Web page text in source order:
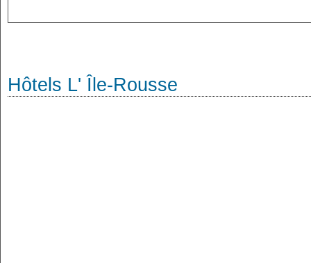
Hôtels L' Île-Rousse